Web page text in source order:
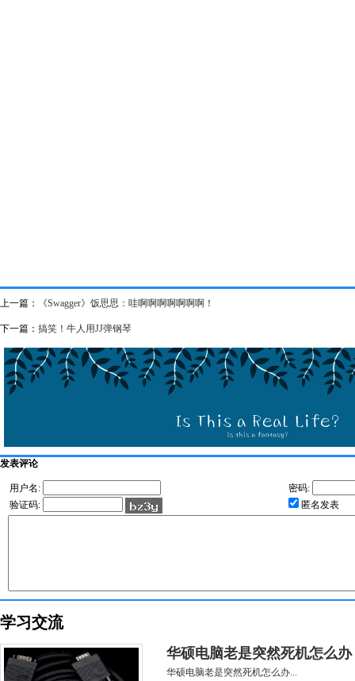
上一篇： 《Swagger》饭思思：哇啊啊啊啊啊啊啊！
下一篇： 搞笑！牛人用JJ弹钢琴
发表评论
用户名:
密码:
验证码:
匿名发表
学习交流
华硕电脑老是突然死机怎么办
华硕电脑老是突然死机怎么办...